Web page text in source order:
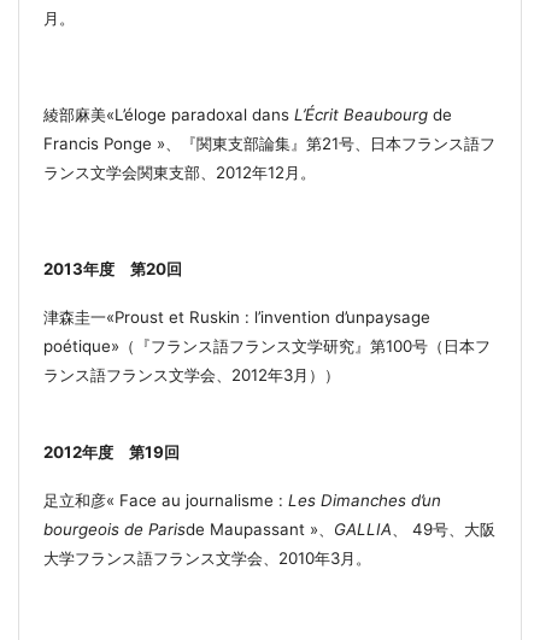
月 。
綾部麻美«L’éloge paradoxal dans L’Écrit Beaubourg de
Francis Ponge »、 『関東支部論集』第21号
日本フランス語フ
ランス文学会関東支部、 2012年12 月 。
2013年度 第20回
津森圭一«Proust et Ruskin : l’invention d’unpaysage
poétique» （ 『フランス語フランス文学研究』第100号 （ 日本フ
ランス語フランス文学会、 2012年3月 ））
2012年度 第19回
足立和彦« Face au journalisme : Les Dimanches d’un
bourgeois de Parisde Maupassant » GALLIA 49号、大阪
大学フランス語フランス文学会、 2010年3月 。